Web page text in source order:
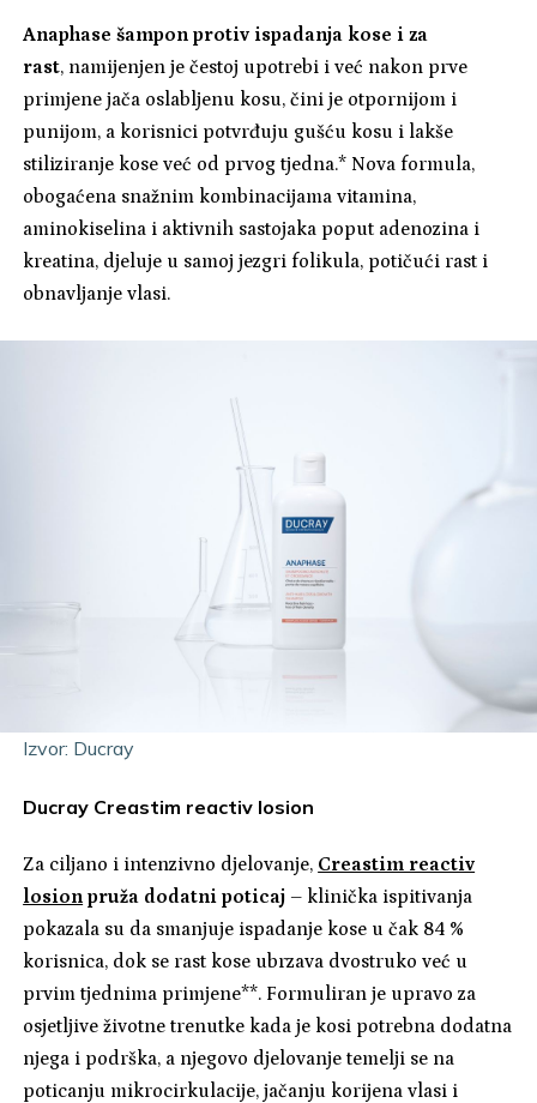
Anaphase šampon protiv ispadanja kose i za
rast, namijenjen je čestoj upotrebi i već nakon prve
primjene jača oslabljenu kosu, čini je otpornijom i
punijom, a korisnici potvrđuju gušću kosu i lakše
stiliziranje kose već od prvog tjedna.* Nova formula,
obogaćena snažnim kombinacijama vitamina,
aminokiselina i aktivnih sastojaka poput adenozina i
kreatina, djeluje u samoj jezgri folikula, potičući rast i
obnavljanje vlasi.
Izvor: Ducray
Ducray Creastim reactiv losion
Za ciljano i intenzivno djelovanje, Creastim reactiv
losion pruža dodatni poticaj – klinička ispitivanja
pokazala su da smanjuje ispadanje kose u čak 84 %
korisnica, dok se rast kose ubrzava dvostruko već u
prvim tjednima primjene**. Formuliran je upravo za
osjetljive životne trenutke kada je kosi potrebna dodatna
njega i podrška, a njegovo djelovanje temelji se na
poticanju mikrocirkulacije, jačanju korijena vlasi i